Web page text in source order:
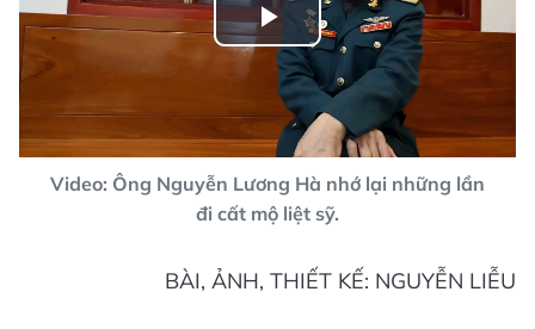
Play
Video
Video: Ông Nguyễn Lương Hà nhớ lại những lần
đi cất mộ liệt sỹ.
BÀI, ẢNH, THIẾT KẾ: NGUYỄN LIỄU